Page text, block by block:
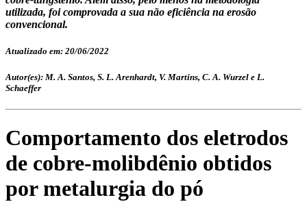
utilizada, foi comprovada a sua não eficiência na erosão
convencional.
Atualizado em: 20/06/2022
Autor(es): M. A. Santos, S. L. Arenhardt, V. Martins, C. A. Wurzel e L.
Schaeffer
Comportamento dos eletrodos
de cobre-molibdênio obtidos
por metalurgia do pó